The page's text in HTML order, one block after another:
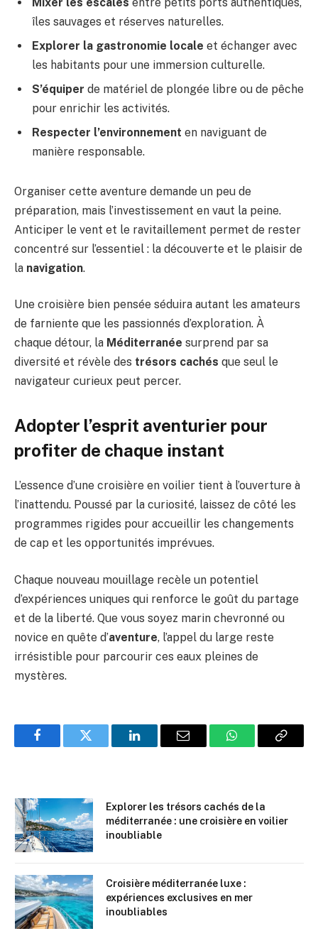
îles sauvages et réserves naturelles.
Explorer la gastronomie locale et échanger avec
les habitants pour une immersion culturelle.
S’équiper de matériel de plongée libre ou de pêche
pour enrichir les activités.
Respecter l’environnement en naviguant de
manière responsable.
Organiser cette aventure demande un peu de
préparation, mais l’investissement en vaut la peine.
Anticiper le vent et le ravitaillement permet de rester
concentré sur l’essentiel : la découverte et le plaisir de
la navigation.
Une croisière bien pensée séduira autant les amateurs
de farniente que les passionnés d’exploration. À
chaque détour, la Méditerranée surprend par sa
diversité et révèle des trésors cachés que seul le
navigateur curieux peut percer.
Adopter l’esprit aventurier pour
profiter de chaque instant
L’essence d’une croisière en voilier tient à l’ouverture à
l’inattendu. Poussé par la curiosité, laissez de côté les
programmes rigides pour accueillir les changements
de cap et les opportunités imprévues.
Chaque nouveau mouillage recèle un potentiel
d’expériences uniques qui renforce le goût du partage
et de la liberté. Que vous soyez marin chevronné ou
novice en quête d’aventure, l’appel du large reste
irrésistible pour parcourir ces eaux pleines de
mystères.
FacebookTwitter LinkedInEmail WhatsAppCopy
Explorer les trésors cachés de la
méditerranée : une croisière en voilier
inoubliable
Croisière méditerranée luxe :
expériences exclusives en mer
inoubliables